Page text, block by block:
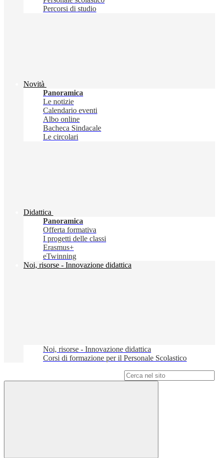
Percorsi di studio
Novità
Panoramica
Le notizie
Calendario eventi
Albo online
Bacheca Sindacale
Le circolari
Didattica
Panoramica
Offerta formativa
I progetti delle classi
Erasmus+
eTwinning
Noi, risorse - Innovazione didattica
Noi, risorse - Innovazione didattica
Corsi di formazione per il Personale Scolastico